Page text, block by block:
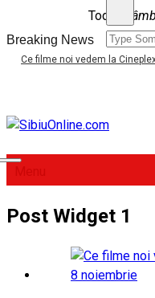
to
content
Today
Breaking News
filme noi vedem la Cineplexx
… locatii si evenimente
Search
for:
Post Widget 1